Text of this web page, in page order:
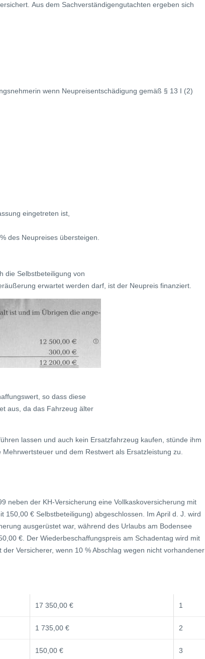
Aus dem Sachverständigengutachten ergeben sich
wenn Neupreisentschädigung gemäß § 13 I (2)
eingetreten ist,
des Neupreises übersteigen.
die Selbstbeteiligung von
erwartet werden darf, ist der Neupreis finanziert.
so dass diese
aus, da das Fahrzeug älter
lassen und auch kein Ersatzfahrzeug kaufen, stünde ihm
und dem Restwert als Ersatzleistung zu.
neben der KH-Versicherung eine Vollkaskoversicherung mit
150,00 € Selbstbeteiligung) abgeschlossen. Im April d. J. wird
ausgerüstet war, während des Urlaubs am Bodensee
€. Der Wiederbeschaffungspreis am Schadentag wird mit
Versicherer, wenn 10 % Abschlag wegen nicht vorhandener
17 350,00 € 1
1 735,00 € 2
150,00 € 3